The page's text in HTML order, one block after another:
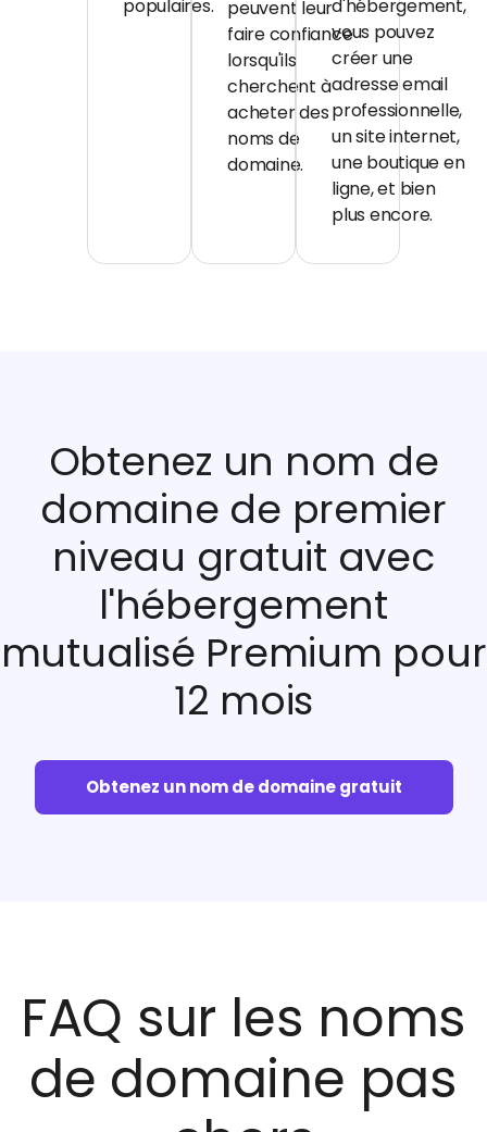
populaires.
peuvent leur
faire confiance
lorsqu'ils
cherchent à
acheter des
noms de
domaine.
d'hébergement,
vous pouvez
créer une
adresse email
professionnelle,
un site internet,
une boutique en
ligne, et bien
plus encore.
Obtenez un nom de
domaine de premier
niveau gratuit avec
l'hébergement
mutualisé Premium pour
12 mois
Obtenez un nom de domaine gratuit
FAQ sur les noms
de domaine pas